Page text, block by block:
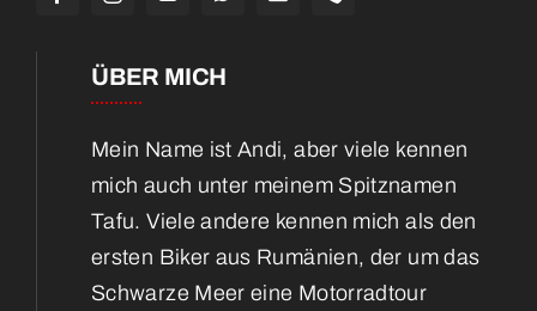
ÜBER MICH
Mein Name ist Andi, aber viele kennen
mich auch unter meinem Spitznamen
Tafu. Viele andere kennen mich als den
ersten Biker aus Rumänien, der um das
Schwarze Meer eine Motorradtour